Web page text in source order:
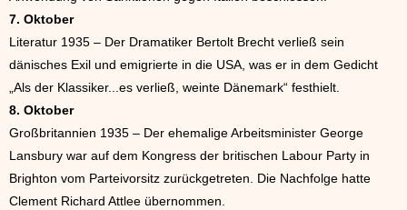
7. Oktober
Literatur 1935 – Der Dramatiker Bertolt Brecht verließ sein
dänisches Exil und emigrierte in die USA, was er in dem Gedicht
„Als der Klassiker...es verließ, weinte Dänemark“ festhielt.
8. Oktober
Großbritannien 1935 – Der ehemalige Arbeitsminister George
Lansbury war auf dem Kongress der britischen Labour Party in
Brighton vom Parteivorsitz zurückgetreten. Die Nachfolge hatte
Clement Richard Attlee übernommen.